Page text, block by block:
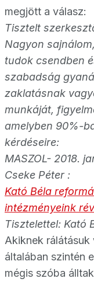
megjött a válasz:
Tisztelt
Nagyon
tudok csendben
szabadság
zaklatásnak
munkáját,
amelyben 90%-
kérdéseire:
MASZOL- 2018.
Cseke Péter :
Kató Béla
intézményeink
Tisztelettel: Kató
Akiknek rálátásuk
általában szintén
mégis szóba